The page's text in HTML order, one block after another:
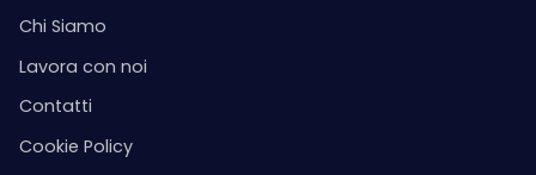
Chi Siamo
Lavora con noi
Contatti
Cookie Policy